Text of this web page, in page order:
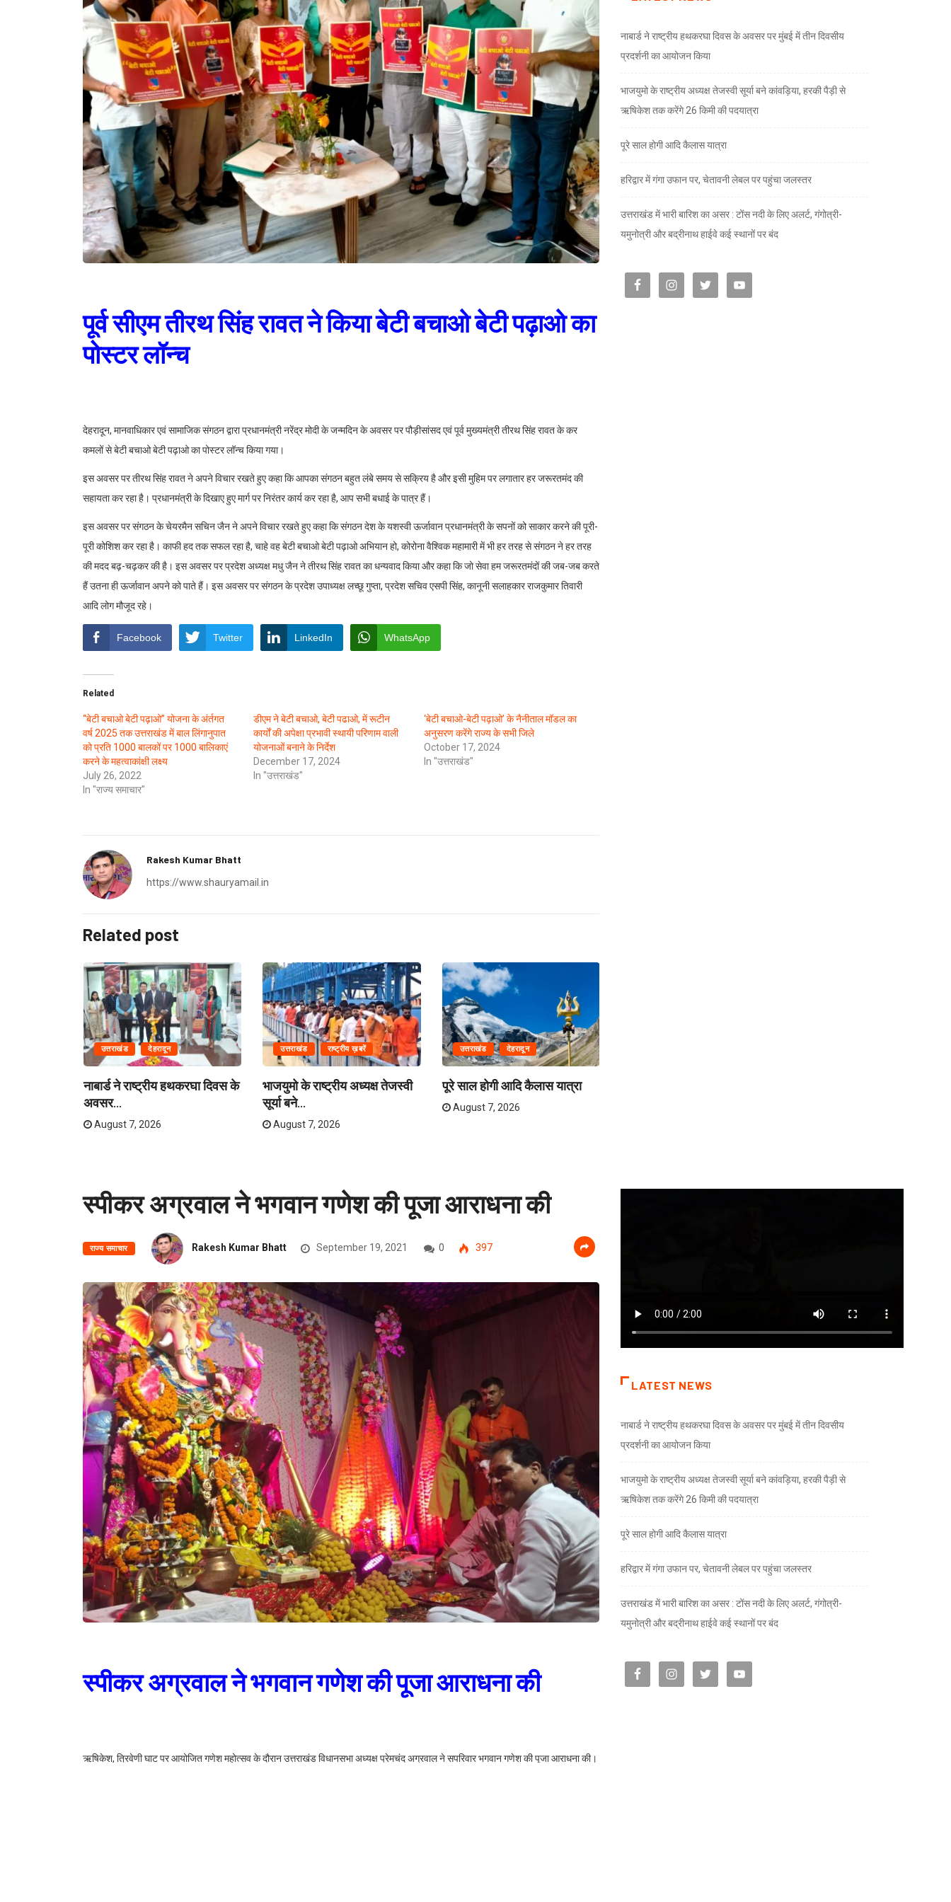
पूर्व सीएम तीरथ सिंह रावत ने किया बेटी बचाओ बेटी पढ़ाओ का
पोस्टर लॉन्च
देहरादून, मानवाधिकार एवं सामाजिक संगठन द्वारा प्रधानमंत्री नरेंद्र मोदी के जन्मदिन के अवसर पर पौड़ीसांसद एवं पूर्व मुख्यमंत्री तीरथ सिंह रावत के कर
कमलों से बेटी बचाओ बेटी पढ़ाओ का पोस्टर लॉन्च किया गया।
इस अवसर पर तीरथ सिंह रावत ने अपने विचार रखते हुए कहा कि आपका संगठन बहुत लंबे समय से सक्रिय है और इसी मुहिम पर लगातार हर जरूरतमंद की
सहायता कर रहा है। प्रधानमंत्री के दिखाए हुए मार्ग पर निरंतर कार्य कर रहा है, आप सभी बधाई के पात्र हैं।
इस अवसर पर संगठन के चेयरमैन सचिन जैन ने अपने विचार रखते हुए कहा कि संगठन देश के यशस्वी ऊर्जावान प्रधानमंत्री के सपनों को साकार करने की पूरी-
पूरी कोशिश कर रहा है। काफी हद तक सफल रहा है, चाहे वह बेटी बचाओ बेटी पढ़ाओ अभियान हो, कोरोना वैश्विक महामारी में भी हर तरह से संगठन ने हर तरह
की मदद बढ़-चढ़कर की है। इस अवसर पर प्रदेश अध्यक्ष मधु जैन ने तीरथ सिंह रावत का धन्यवाद किया और कहा कि जो सेवा हम जरूरतमंदों की जब-जब करते
हैं उतना ही ऊर्जावान अपने को पाते हैं। इस अवसर पर संगठन के प्रदेश उपाध्यक्ष लच्छू गुप्ता, प्रदेश सचिव एसपी सिंह, कानूनी सलाहकार राजकुमार तिवारी
आदि लोग मौजूद रहे।
Facebook Twitter LinkedIn WhatsApp
Related
‘‘बेटी बचाओ बेटी पढ़ाओ’’ योजना के अंर्तगत
वर्ष 2025 तक उत्तराखंड में बाल लिंगानुपात
को प्रति 1000 बालकों पर 1000 बालिकाएं
करने के महत्वाकांक्षी लक्ष्य
July 26, 2022
In "राज्य समाचार"
डीएम ने बेटी बचाओ, बेटी पढाओ, में रूटीन
कार्यों की अपेक्षा प्रभावी स्थायी परिणाम वाली
योजनाओं बनाने के निर्देश
December 17, 2024
In "उत्तराखंड"
‘बेटी बचाओ-बेटी पढ़ाओ’ के नैनीताल मॉडल का
अनुसरण करेंगे राज्य के सभी जिले
October 17, 2024
In "उत्तराखंड"
Rakesh Kumar Bhatt
https://www.shauryamail.in
Related post
उत्तराखंड देहरादून
नाबार्ड ने राष्ट्रीय हथकरघा दिवस के
अवसर...
August 7, 2026
उत्तराखंड राष्ट्रीय ख़बरें
भाजयुमो के राष्ट्रीय अध्यक्ष तेजस्वी
सूर्या बने...
August 7, 2026
उत्तराखंड देहरादून
पूरे साल होगी आदि कैलास यात्रा
August 7, 2026
नाबार्ड ने राष्ट्रीय हथकरघा दिवस के अवसर पर मुंबई में तीन दिवसीय
प्रदर्शनी का आयोजन किया
भाजयुमो के राष्ट्रीय अध्यक्ष तेजस्वी सूर्या बने कांवड़िया, हरकी पैड़ी से
ऋषिकेश तक करेंगे 26 किमी की पदयात्रा
पूरे साल होगी आदि कैलास यात्रा
हरिद्वार में गंगा उफान पर, चेतावनी लेबल पर पहुंचा जलस्तर
उत्तराखंड में भारी बारिश का असर : टोंस नदी के लिए अलर्ट, गंगोत्री-
यमुनोत्री और बद्रीनाथ हाईवे कई स्थानों पर बंद
स्पीकर अग्रवाल ने भगवान गणेश की पूजा आराधना की
राज्य समाचार Rakesh Kumar Bhatt September 19, 2021 0 397
स्पीकर अग्रवाल ने भगवान गणेश की पूजा आराधना की
ऋषिकेश, त्रिवेणी घाट पर आयोजित गणेश महोत्सव के दौरान उत्तराखंड विधानसभा अध्यक्ष प्रेमचंद अग्रवाल ने सपरिवार भगवान गणेश की पूजा आराधना की।
LATEST NEWS
नाबार्ड ने राष्ट्रीय हथकरघा दिवस के अवसर पर मुंबई में तीन दिवसीय
प्रदर्शनी का आयोजन किया
भाजयुमो के राष्ट्रीय अध्यक्ष तेजस्वी सूर्या बने कांवड़िया, हरकी पैड़ी से
ऋषिकेश तक करेंगे 26 किमी की पदयात्रा
पूरे साल होगी आदि कैलास यात्रा
हरिद्वार में गंगा उफान पर, चेतावनी लेबल पर पहुंचा जलस्तर
उत्तराखंड में भारी बारिश का असर : टोंस नदी के लिए अलर्ट, गंगोत्री-
यमुनोत्री और बद्रीनाथ हाईवे कई स्थानों पर बंद